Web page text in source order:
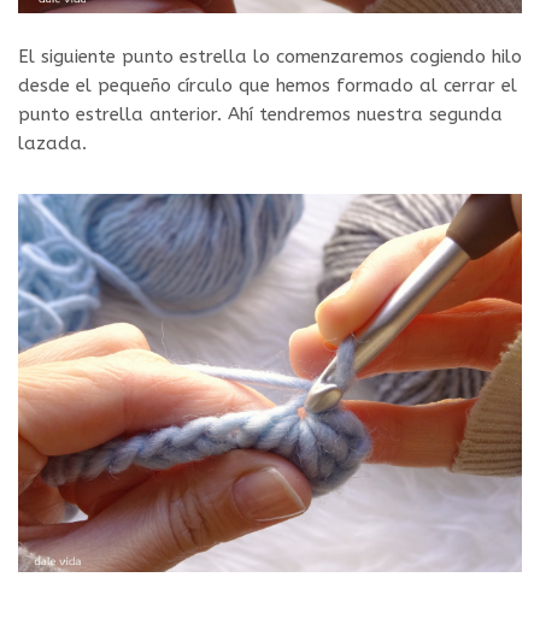
El siguiente punto estrella lo comenzaremos cogiendo hilo
desde el pequeño círculo que hemos formado al cerrar el
punto estrella anterior. Ahí tendremos nuestra segunda
lazada.